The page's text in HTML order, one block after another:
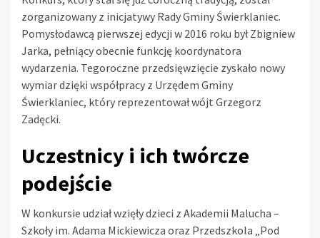
zorganizowany z inicjatywy Rady Gminy Świerklaniec.
Pomysłodawcą pierwszej edycji w 2016 roku był Zbigniew
Jarka, pełniący obecnie funkcję koordynatora
wydarzenia. Tegoroczne przedsięwzięcie zyskało nowy
wymiar dzięki współpracy z Urzędem Gminy
Świerklaniec, który reprezentował wójt Grzegorz
Zadęcki.
Uczestnicy i ich twórcze
podejście
W konkursie udział wzięły dzieci z Akademii Malucha –
Szkoły im. Adama Mickiewicza oraz Przedszkola „Pod